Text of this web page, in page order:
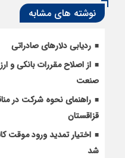
نوشته های مشابه
ردیابی دلارهای صادراتی
از اصلاح مقررات بانکی و
صنعت
راهنمای نحوه شرکت در
قزاقستان
اختیار تمدید ورود موقت
شد